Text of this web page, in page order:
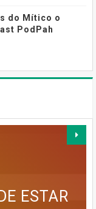
do Mítico o
PodPah
ESTAR